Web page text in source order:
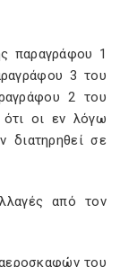
παραγράφου 1
3 του
2 του
ότι οι εν λόγω
διατηρηθεί σε
από τον
του